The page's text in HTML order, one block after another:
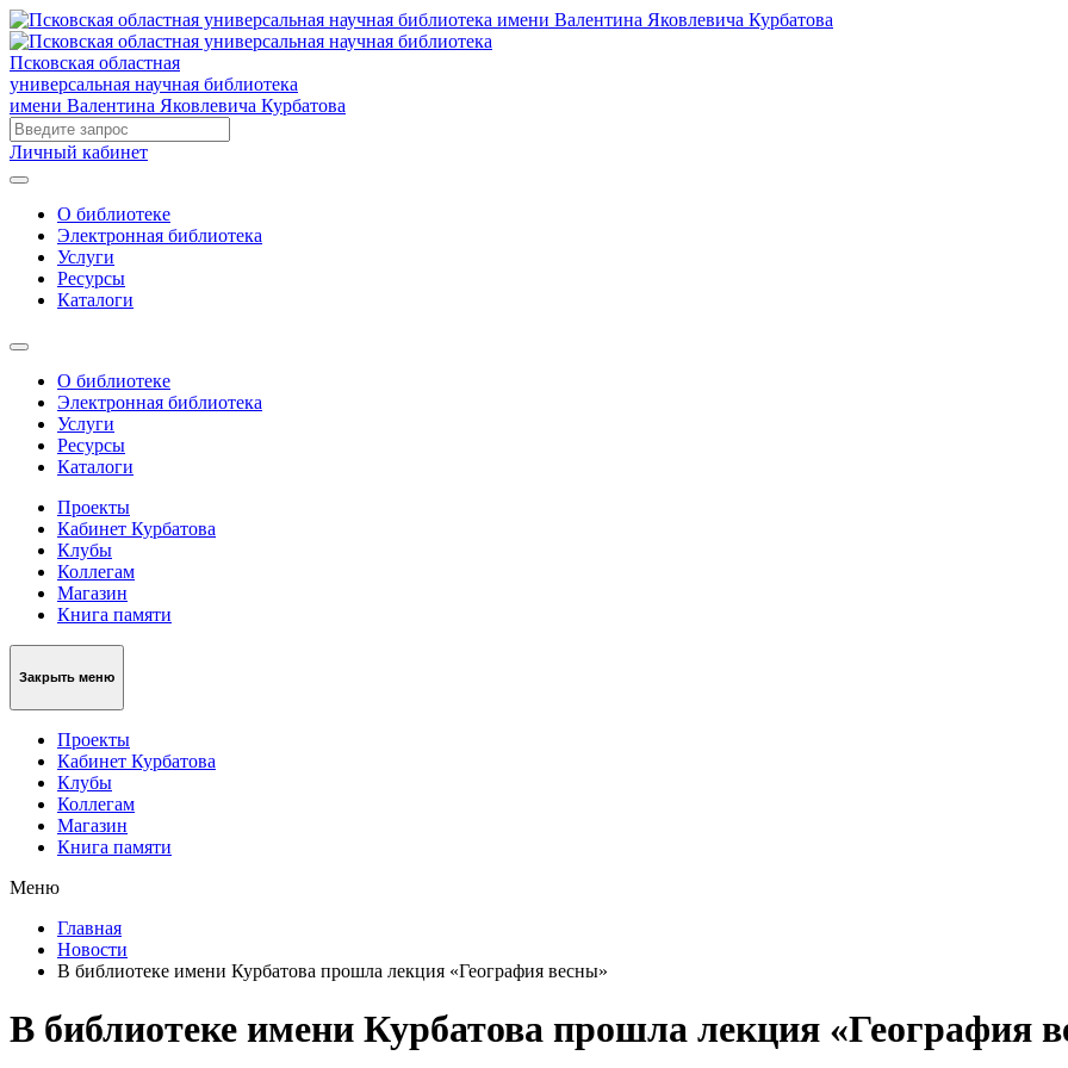
Псковская областная
универсальная научная библиотека
имени Валентина Яковлевича Курбатова
Личный кабинет
О библиотеке
Электронная библиотека
Услуги
Ресурсы
Каталоги
О библиотеке
Электронная библиотека
Услуги
Ресурсы
Каталоги
Проекты
Кабинет Курбатова
Клубы
Коллегам
Магазин
Книга памяти
Закрыть меню
Проекты
Кабинет Курбатова
Клубы
Коллегам
Магазин
Книга памяти
Меню
Главная
Новости
В библиотеке имени Курбатова прошла лекция «География весны»
В библиотеке имени Курбатова прошла лекция «География